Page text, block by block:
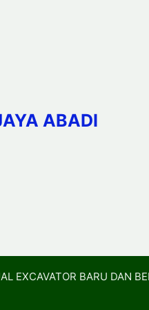
ABADI
EXCAVATOR BARU DAN